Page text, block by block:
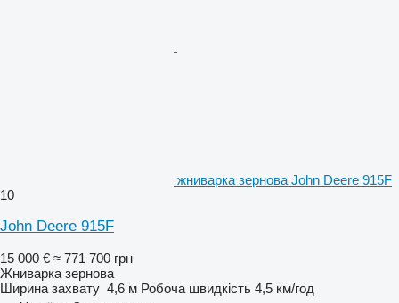
жниварка зернова John Deere 915F
10
John Deere 915F
15 000 € ≈ 771 700 грн
Жниварка зернова
Ширина захвату 4,6 м Робоча швидкість 4,5 км/год